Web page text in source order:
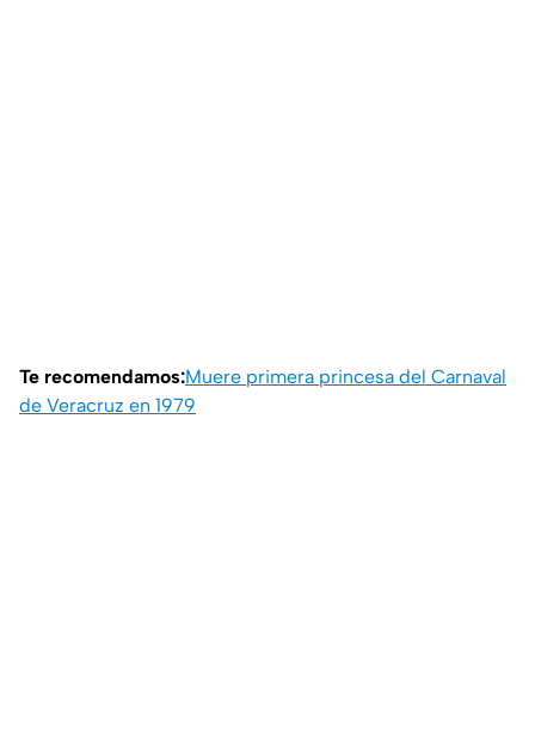
Te recomendamos:Muere primera princesa del Carnaval
de Veracruz en 1979